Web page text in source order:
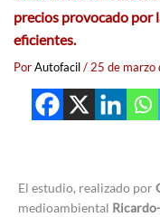
precios provocado por
eficientes.
PorAutofacil/ 25 de marzo
El estudio, realizado por
medioambiental